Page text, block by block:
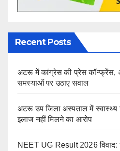
Recent Posts
अटरू में कांग्रेस की प्रेस कॉन्फ्रेंस,
समस्याओं पर उठाए सवाल
अटरू उप जिला अस्पताल में स्वास्थ्य
इलाज नहीं मिलने का आरोप
NEET UG Result 2026